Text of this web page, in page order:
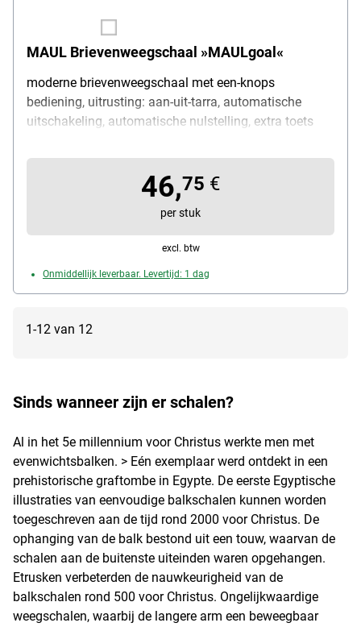
MAUL Brievenweegschaal »MAULgoal«
moderne brievenweegschaal met een-knops
bediening, uitrusting: aan-uit-tarra, automatische
uitschakeling, automatische nulstelling, extra toets
(g/lb/oz/ml), draagkracht: 5000 g, onderverdeling: 1 g,
afmetingen van het weegplateau Ø 15 cm, levering
met 2x 1,5 V batterij (AAA)
46,75 €
per stuk
excl. btw
Onmiddellijk leverbaar. Levertijd: 1 dag
1-12 van 12
Sinds wanneer zijn er schalen?
Al in het 5e millennium voor Christus werkte men met
evenwichtsbalken. > Eén exemplaar werd ontdekt in een
prehistorische graftombe in Egypte. De eerste Egyptische
illustraties van eenvoudige balkschalen kunnen worden
toegeschreven aan de tijd rond 2000 voor Christus. De
ophanging van de balk bestond uit een touw, waarvan de
schalen aan de buitenste uiteinden waren opgehangen.
Etrusken verbeterden de nauwkeurigheid van de
balkschalen rond 500 voor Christus. Ongelijkwaardige
weegschalen, waarbij de langere arm een beweegbaar